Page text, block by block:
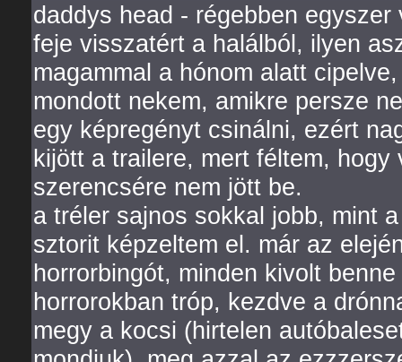
daddys head - régebben
feje visszatért a halálból, ilyen
magammal a hónom alatt
mondott nekem, amikre persze
egy képregényt csinálni, ezért
kijött a trailere, mert féltem,
szerencsére nem jött be.
a tréler sajnos sokkal jobb, mint
sztorit képzeltem el. már az
horrorbingót, minden kivolt
horrorokban tróp, kezdve a
megy a kocsi (hirtelen